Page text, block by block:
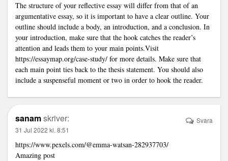
The structure of your reflective essay will differ from that of an
argumentative essay, so it is important to have a clear outline. Your
outline should include a body, an introduction, and a conclusion. In
your introduction, make sure that the hook catches the reader’s
attention and leads them to your main points.Visit
https://essaymap.org/case-study/ for more details. Make sure that
each main point ties back to the thesis statement. You should also
include a suspenseful moment or two in order to hook the reader.
sanamskriver:
31 Jul 2022 kl. 8:51
https://www.pexels.com/@emma-watsan-282937703/
Amazing post
Svara